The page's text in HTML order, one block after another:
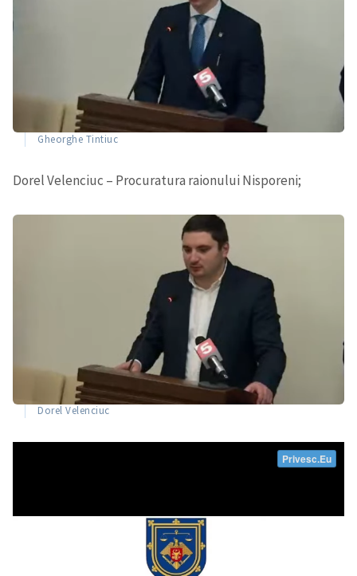
Gheorghe Tintiuc
Dorel Velenciuc – Procuratura raionului Nisporeni;
Dorel Velenciuc